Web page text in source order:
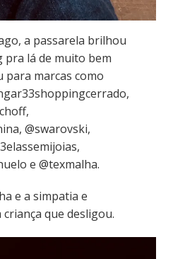
a passarela brilhou
pra lá de muito bem
para marcas como
@swarovski,
e @texmalha.
e a simpatia e
que desligou.